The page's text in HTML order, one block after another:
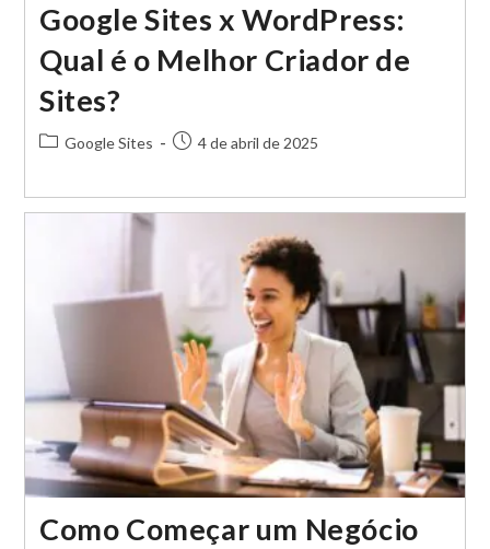
Google Sites x WordPress:
Qual é o Melhor Criador de
Sites?
Categoria
Google Sites
Post4 de abril de 2025
Como Começar um Negócio